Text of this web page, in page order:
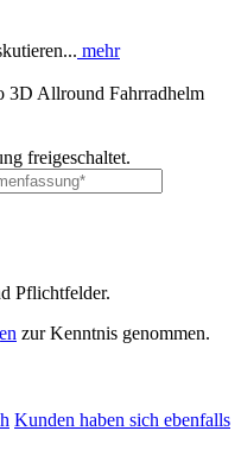
mehr
Allround Fahrradhelm
freigeschaltet.
Pflichtfelder.
zur Kenntnis genommen.
Kunden haben sich ebenfalls